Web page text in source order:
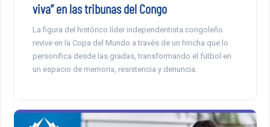
viva” en las tribunas del Congo
La figura del histórico líder independentista congoleño
revive en la Copa del Mundo a través de un hincha que lo
personifica desde las gradas, transformando el fútbol en
un espacio de memoria, resistencia y denuncia.